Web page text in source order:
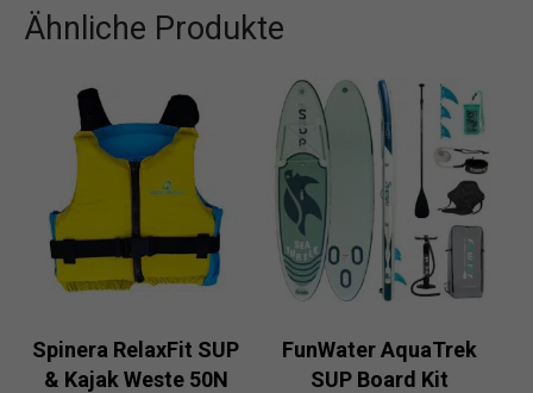
Ähnliche Produkte
Spinera RelaxFit SUP
& Kajak Weste 50N
FunWater AquaTrek
SUP Board Kit